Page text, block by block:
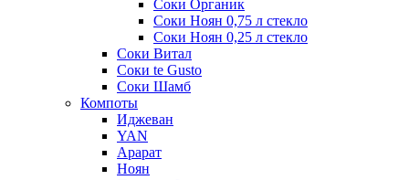
Соки Органик
Соки Ноян 0,75 л стекло
Соки Ноян 0,25 л стекло
Соки Витал
Соки te Gusto
Соки Шамб
Компоты
Иджеван
YAN
Арарат
Ноян